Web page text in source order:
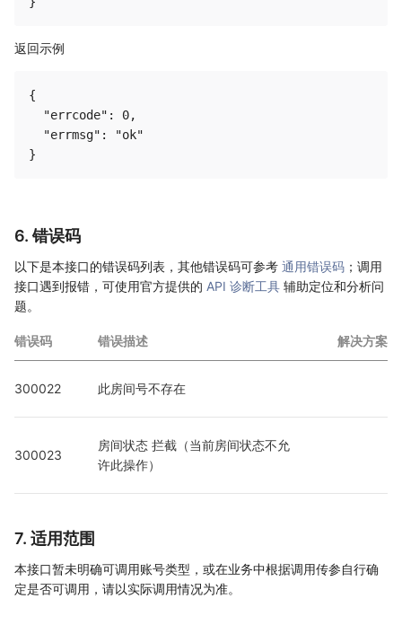
返回示例
{
  "errcode": 0,
  "errmsg": "ok"
6. 错误码
以下是本接口的错误码列表，其他错误码可参考 通用错误码 ；调用
接口遇到报错，可使用官方提供的 API 诊断工具 辅助定位和分析问
题。
错误码 错误描述 解决方案
300022 此房间号不存在
300023
房间状态 拦截（当前房间状态不允
许此操作）
7. 适用范围
本接口暂未明确可调用账号类型，或在业务中根据调用传参自行确
定是否可调用，请以实际调用情况为准。